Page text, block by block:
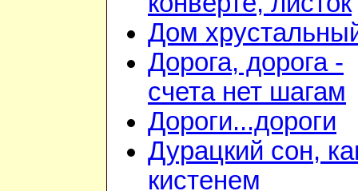
Дом
Дорога, дорога -
счета нет шагам
Дороги...дороги
Дурацкий сон,
кистенем